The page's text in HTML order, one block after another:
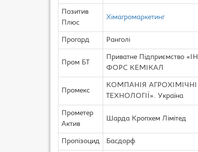
Позитив
Плюс
Хімагромаркетинг
Прогард Ранголі
Пром БТ
Приватне Підприємство «ІН
ФОРС КЕМІКАЛ
Промекс
КОМПАНІЯ АГРОХІМІЧНІ
ТЕХНОЛОГІЇ». Україна
Прометер
Актив
Шарда Кропхем Лімітед
Пропізоцид Басдорф